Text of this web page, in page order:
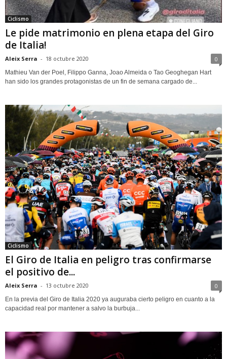
Ciclismo
Le pide matrimonio en plena etapa del Giro
de Italia!
Aleix Serra - 18 octubre 2020 0
Mathieu Van der Poel, Filippo Ganna, Joao Almeida o Tao Geoghegan Hart
han sido los grandes protagonistas de un fin de semana cargado de...
Ciclismo
El Giro de Italia en peligro tras confirmarse
el positivo de...
Aleix Serra - 13 octubre 2020 0
En la previa del Giro de Italia 2020 ya auguraba cierto peligro en cuanto a la
capacidad real por mantener a salvo la burbuja...